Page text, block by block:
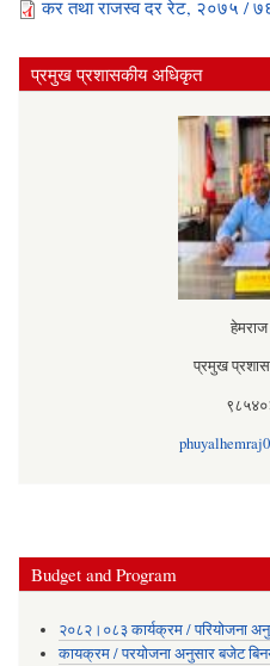
कर तथा राजस्व दर रेट, २०७५ /
प्रमुख प्रशासकीय अधिकृत
प्रमुख
Budget and Program
२०८२।०८३ कार्यक्रम / परियोजना
कायक्रम / परयोजना अनुसार बजेट